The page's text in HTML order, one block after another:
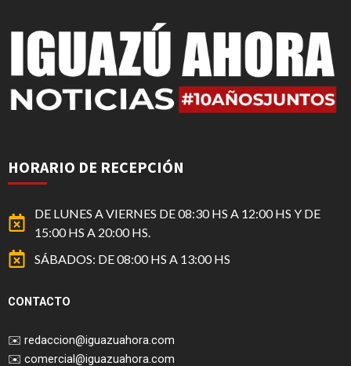
HORARIO DE RECEPCIÓN
DE LUNES A VIERNES DE 08:30 HS A 12:00 HS Y DE
15:00 HS A 20:00 HS.
SÁBADOS: DE 08:00 HS A 13:00 HS
CONTACTO
✉️ redaccion@iguazuahora.com
✉️ comercial@iguazuahora.com